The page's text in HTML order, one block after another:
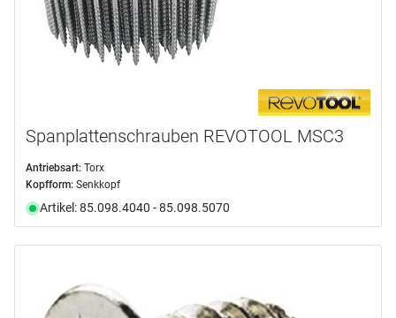
Spanplattenschrauben REVOTOOL MSC3
Antriebsart: Torx
Kopfform: Senkkopf
Artikel: 85.098.4040 - 85.098.5070